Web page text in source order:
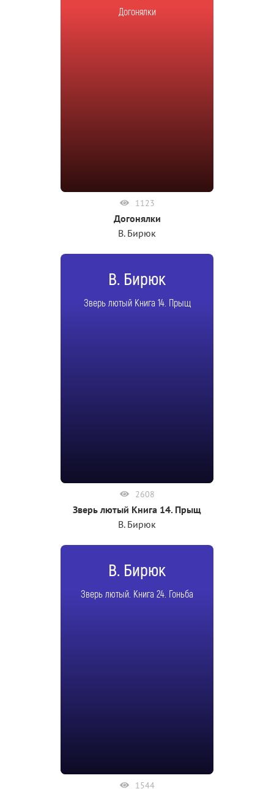
Догонялки
1123
Догонялки
В. Бирюк
В. Бирюк
Зверь лютый Книга 14. Прыщ
2608
Зверь лютый Книга 14. Прыщ
В. Бирюк
В. Бирюк
Зверь лютый. Книга 24. Гоньба
1544